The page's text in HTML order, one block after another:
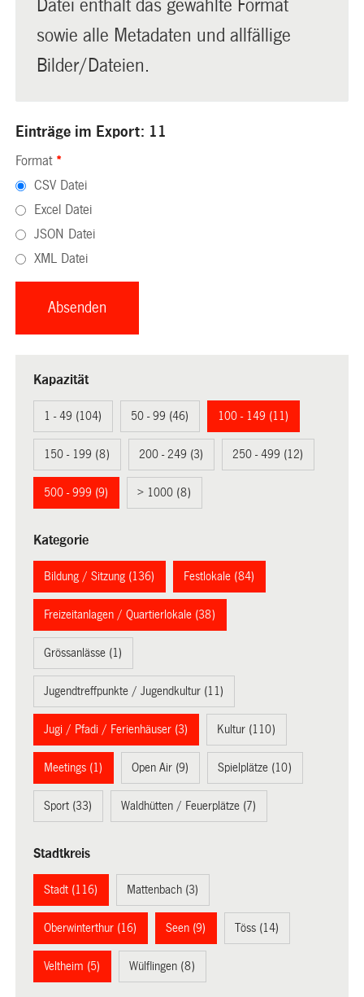
Datei enthält das gewählte Format
sowie alle Metadaten und allfällige
Bilder/Dateien.
Einträge im Export: 11
Format *
CSV Datei
Excel Datei
JSON Datei
XML Datei
Kapazität
1 - 49 (104) 50 - 99 (46) 100 - 149 (11)
150 - 199 (8) 200 - 249 (3) 250 - 499 (12)
500 - 999 (9) > 1000 (8)
Kategorie
Bildung / Sitzung (136) Festlokale (84)
Freizeitanlagen / Quartierlokale (38)
Grössanlässe (1)
Jugendtreffpunkte / Jugendkultur (11)
Jugi / Pfadi / Ferienhäuser (3) Kultur (110)
Meetings (1) Open Air (9) Spielplätze (10)
Sport (33) Waldhütten / Feuerplätze (7)
Stadtkreis
Stadt (116) Mattenbach (3)
Oberwinterthur (16) Seen (9) Töss (14)
Veltheim (5) Wülflingen (8)